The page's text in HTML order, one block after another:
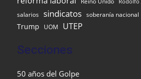
salarios sindicatos soberanía nacional
Trump UOM UTEP
Secciones
50 años del Golpe